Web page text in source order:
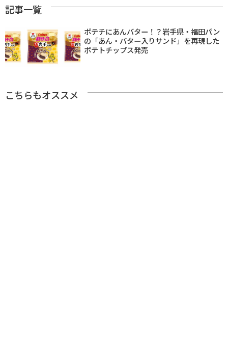
記事一覧
ポテチにあんバター！？岩手県・福田パン
の「あん・バター入りサンド」を再現した
ポテトチップス発売
こちらもオススメ